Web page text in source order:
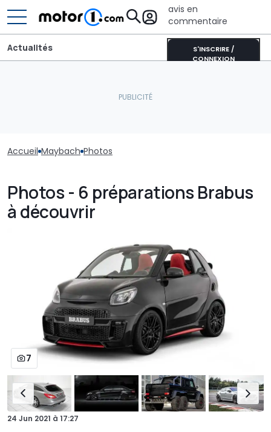
avis en
commentaire
S'INSCRIRE /
CONNEXION
Actualités
Accueil Maybach Photos
Photos - 6 préparations Brabus
à découvrir
7
24 Jun 2021 à 17:27